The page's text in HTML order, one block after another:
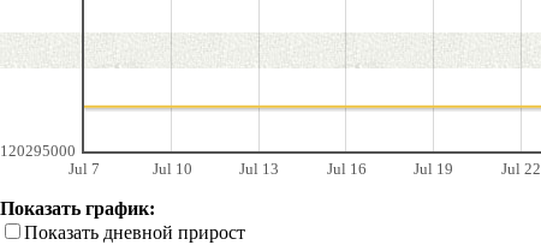
Jul 7 Jul 10 Jul 13 Jul 16 Jul 19 Jul 22
120295000
Показать график:
Показать дневной прирост